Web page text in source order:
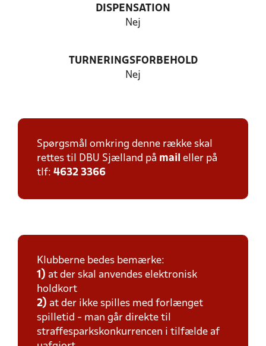
DISPENSATION
Nej
TURNERINGSFORBEHOLD
Nej
Spørgsmål omkring denne række skal
rettes til DBU Sjælland på mail eller på
tlf: 4632 3366
Klubberne bedes bemærke:
1) at der skal anvendes elektronisk
holdkort
2) at der ikke spilles med forlænget
spilletid - man går direkte til
straffesparkskonkurrencen i tilfælde af